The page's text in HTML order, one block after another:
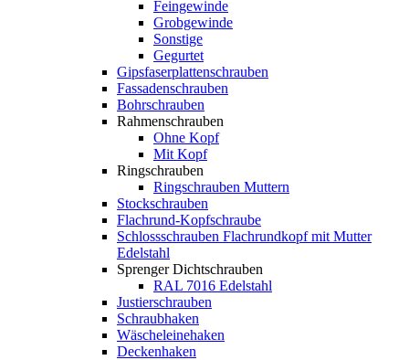
Feingewinde
Grobgewinde
Sonstige
Gegurtet
Gipsfaserplattenschrauben
Fassadenschrauben
Bohrschrauben
Rahmenschrauben
Ohne Kopf
Mit Kopf
Ringschrauben
Ringschrauben Muttern
Stockschrauben
Flachrund-Kopfschraube
Schlossschrauben Flachrundkopf mit Mutter
Edelstahl
Sprenger Dichtschrauben
RAL 7016 Edelstahl
Justierschrauben
Schraubhaken
Wäscheleinehaken
Deckenhaken